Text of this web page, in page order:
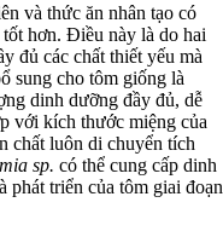
và thức ăn nhân tạo có
hơn. Điều này là do hai
đủ các chất thiết yếu mà
sung cho tôm giống là
dinh dưỡng đầy đủ, dễ
với kích thước miệng của
chất luôn di chuyển tích
sp. có thể cung cấp dinh
phát triển của tôm giai đoạn